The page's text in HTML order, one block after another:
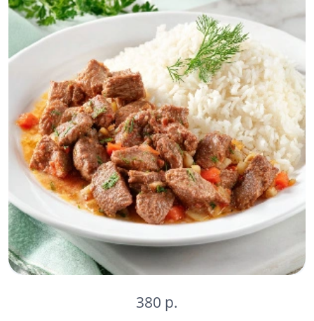
380 р.